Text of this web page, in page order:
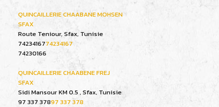
QUINCAILLERIE CHAABANE MOHSEN
SFAX
Route Teniour, Sfax, Tunisie
7423416774234167
74230166
QUINCAILLERIE CHAABENE FREJ
SFAX
Sidi Mansour KM 0.5 , Sfax, Tunisie
97 337 37897 337 378